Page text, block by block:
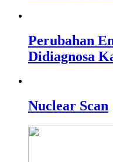
Perubahan
Didiagnosa
Nuclear Scan